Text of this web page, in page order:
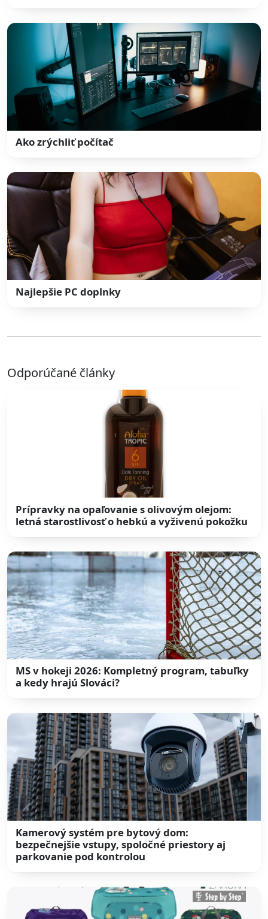
Ako zrýchliť počítač
Najlepšie PC doplnky
Odporúčané články
Prípravky na opaľovanie s olivovým olejom:
letná starostlivosť o hebkú a vyživenú pokožku
MS v hokeji 2026: Kompletný program, tabuľky
a kedy hrajú Slováci?
Kamerový systém pre bytový dom:
bezpečnejšie vstupy, spoločné priestory aj
parkovanie pod kontrolou